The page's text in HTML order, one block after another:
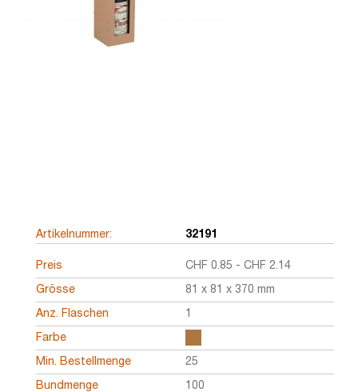
Artikelnummer: 32191
Preis CHF 0.85 - CHF 2.14
Grösse 81 x 81 x 370 mm
Anz. Flaschen 1
Farbe
Min. Bestellmenge 25
Bundmenge 100